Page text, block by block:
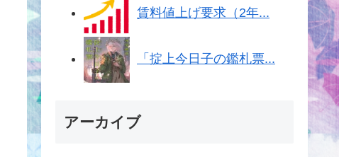
賃料値上げ要求（2年...
「掟上今日子の鑑札票...
アーカイブ